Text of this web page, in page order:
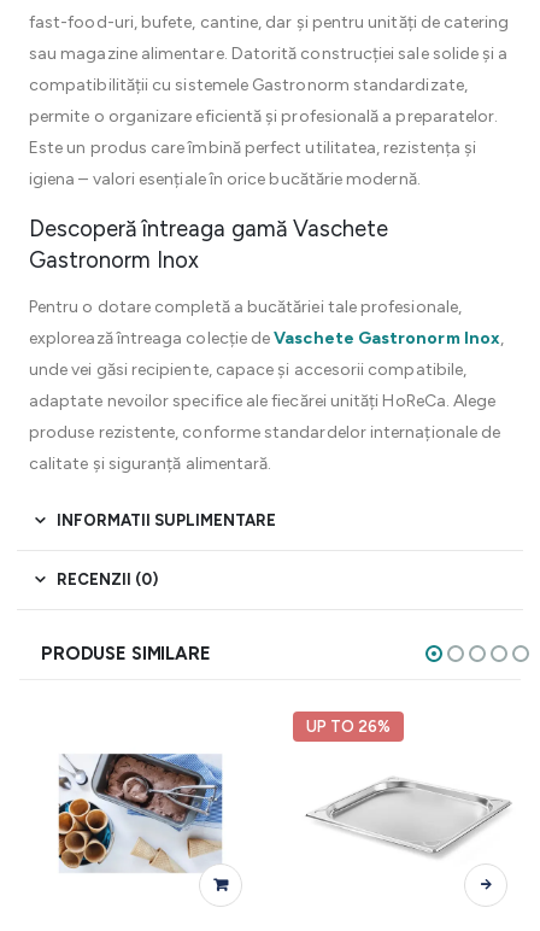
fast-food-uri, bufete, cantine, dar și pentru unități de catering
sau magazine alimentare. Datorită construcției sale solide și a
compatibilității cu sistemele Gastronorm standardizate,
permite o organizare eficientă și profesională a preparatelor.
Este un produs care îmbină perfect utilitatea, rezistența și
igiena – valori esențiale în orice bucătărie modernă.
Descoperă întreaga gamă Vaschete
Gastronorm Inox
Pentru o dotare completă a bucătăriei tale profesionale,
explorează întreaga colecție deVaschete Gastronorm Inox,
unde vei găsi recipiente, capace și accesorii compatibile,
adaptate nevoilor specifice ale fiecărei unități HoReCa. Alege
produse rezistente, conforme standardelor internaționale de
calitate și siguranță alimentară.
INFORMATII SUPLIMENTARE
RECENZII (0)
PRODUSE SIMILARE
UP TO 26%
Acest produs are mai multe variații. Opțiunile pot fi alese în pagina produsului.